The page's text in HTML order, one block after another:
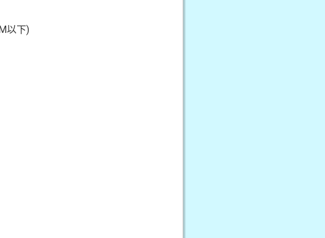
以下)